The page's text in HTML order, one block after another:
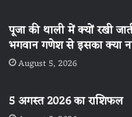
पूजा की थाली में क्यों रखी
भगवान गणेश से इसका क्या
August 5, 2026
5 अगस्त 2026 का राशिफल